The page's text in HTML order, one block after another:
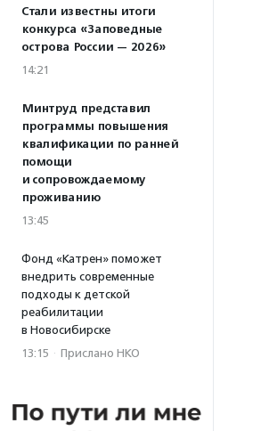
Стали известны итоги
конкурса «Заповедные
острова России — 2026»
14:21
Минтруд представил
программы повышения
квалификации по ранней
помощи
и сопровождаемому
проживанию
13:45
Фонд «Катрен» поможет
внедрить современные
подходы к детской
реабилитации
в Новосибирске
13:15 · Прислано НКО